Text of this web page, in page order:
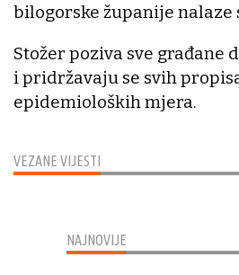
VEZANE VIJESTI
bilogorske županije nalaze
Stožer poziva sve građane
i pridržavaju se svih
epidemioloških mjera.
NAJNOVIJE